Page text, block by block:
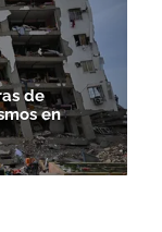
de
en